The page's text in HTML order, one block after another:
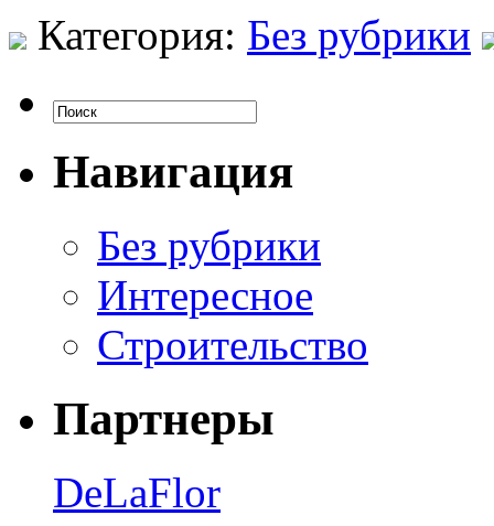
Категория: Без рубрики
Навигация
Без рубрики
Интересное
Строительство
Партнеры
DeLaFlor